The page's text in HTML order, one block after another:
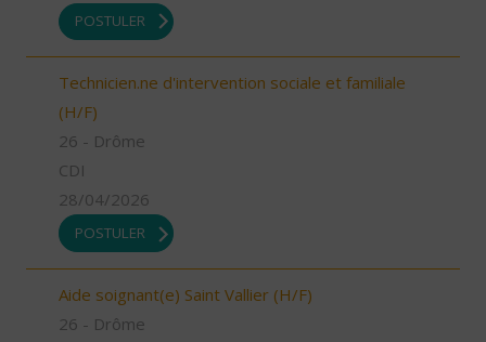
POSTULER
Technicien.ne d'intervention sociale et familiale
(H/F)
26 - Drôme
CDI
28/04/2026
POSTULER
Aide soignant(e) Saint Vallier (H/F)
26 - Drôme